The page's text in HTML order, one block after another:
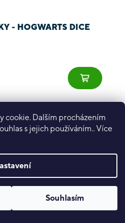
cookie. Dalším procházením
s jejich používáním.. Více
Souhlasím
- HOGWARTS DICE